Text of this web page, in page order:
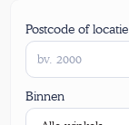
Postcode of locatie
Binnen